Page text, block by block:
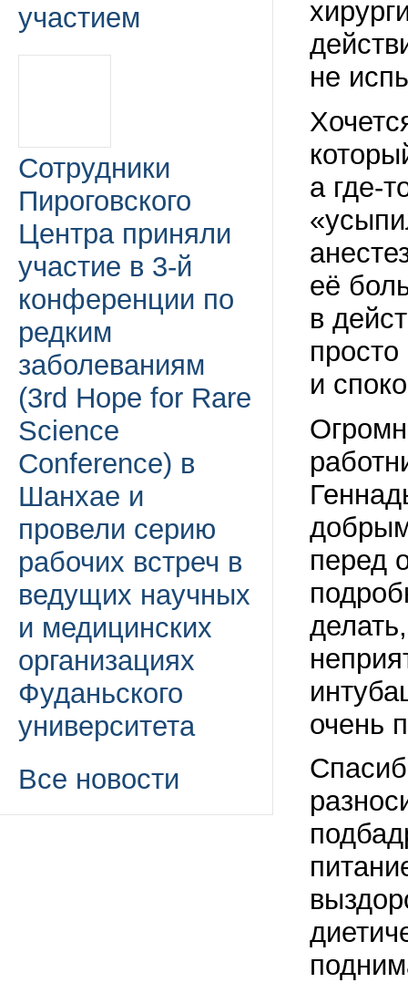
участием
Сотрудники
Пироговского
Центра приняли
участие в 3-й
конференции по
редким
заболеваниям
(3rd Hope for Rare
Science
Conference) в
Шанхае и
провели серию
рабочих встреч в
ведущих научных
и медицинских
организациях
Фуданьского
университета
Все новости
не
а где-
её
в
и
перед
очень